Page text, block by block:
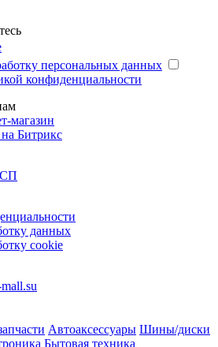
персональных данных
конфиденциальности
магазин
Битрикс
СП
данных
cookie
Автоаксессуары Шины/диски
Бытовая техника